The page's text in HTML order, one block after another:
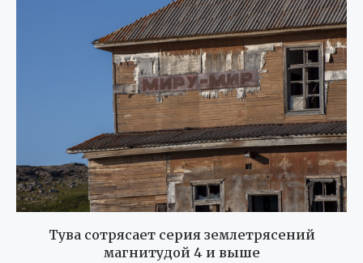
Тува сотрясает серия землетрясений
магнитудой 4 и выше